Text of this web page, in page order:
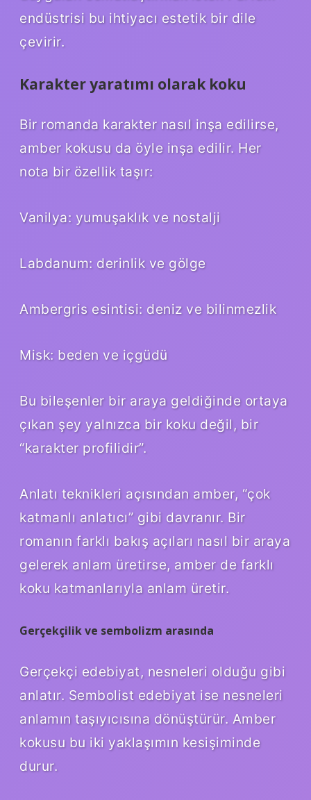
endüstrisi bu ihtiyacı estetik bir dile
çevirir.
Karakter yaratımı olarak koku
Bir romanda karakter nasıl inşa edilirse,
amber kokusu da öyle inşa edilir. Her
nota bir özellik taşır:
Vanilya: yumuşaklık ve nostalji
Labdanum: derinlik ve gölge
Ambergris esintisi: deniz ve bilinmezlik
Misk: beden ve içgüdü
Bu bileşenler bir araya geldiğinde ortaya
çıkan şey yalnızca bir koku değil, bir
“karakter profilidir”.
Anlatı teknikleri açısından amber, “çok
katmanlı anlatıcı” gibi davranır. Bir
romanın farklı bakış açıları nasıl bir araya
gelerek anlam üretirse, amber de farklı
koku katmanlarıyla anlam üretir.
Gerçekçilik ve sembolizm arasında
Gerçekçi edebiyat, nesneleri olduğu gibi
anlatır. Sembolist edebiyat ise nesneleri
anlamın taşıyıcısına dönüştürür. Amber
kokusu bu iki yaklaşımın kesişiminde
durur.